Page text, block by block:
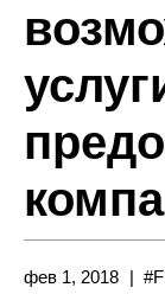
фев 1, 2018